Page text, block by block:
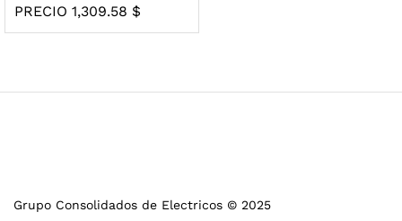
PRECIO 1,309.58 $
Grupo Consolidados de Electricos © 2025